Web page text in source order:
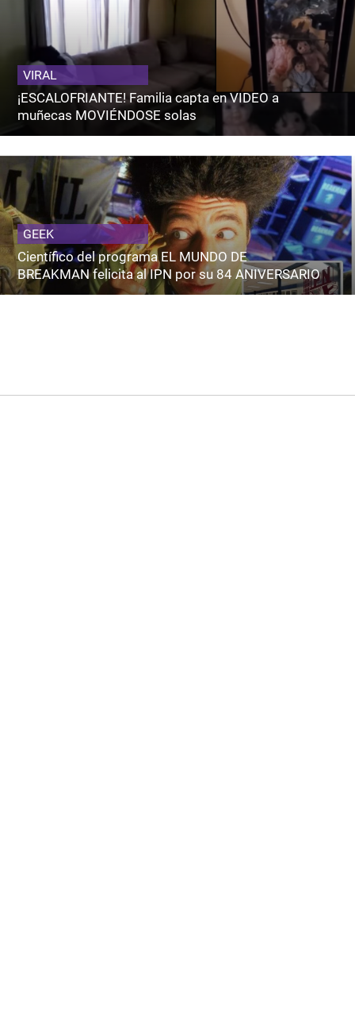
VIRAL
¡ESCALOFRIANTE! Familia capta en VIDEO a
muñecas MOVIÉNDOSE solas
GEEK
Científico del programa EL MUNDO DE
BREAKMAN felicita al IPN por su 84 ANIVERSARIO